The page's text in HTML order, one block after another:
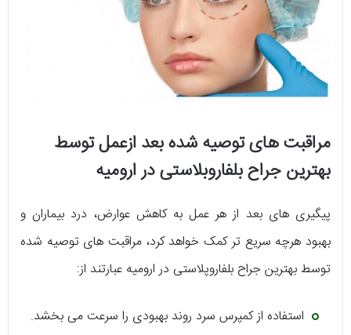
مراقبت های توصیه شده بعد ازعمل توسط
بهترین جراح بلفاروبلاستی در ارومیه
پیگیری های بعد از هر عمل به کاهش عوارض، درد بیماران و
بهبود هرچه سریع تر کمک خواهد کرد، مراقبت های توصیه شده
توسط بهترین جراح بلفاروپلاستی در ارومیه عبارتند از:
استفاده از کمپرس سرد روند بهبودی را سرعت می بخشد.